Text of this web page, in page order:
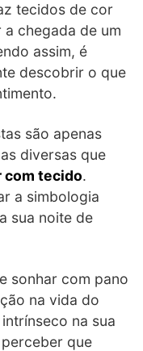
tecidos de cor
chegada de um
assim, é
descobrir o que
são apenas
diversas que
com tecido.
a simbologia
sua noite de
sonhar com pano
na vida do
na sua
que